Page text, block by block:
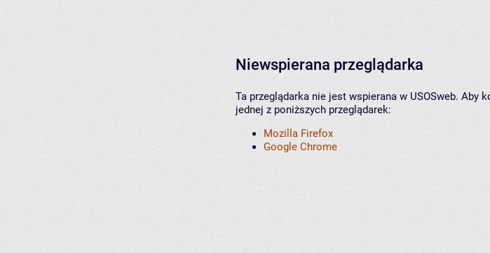
Niewspierana przeglądarka
Ta przeglądarka nie jest wspierana w USOSweb. Aby
jednej z poniższych przeglądarek:
Mozilla Firefox
Google Chrome